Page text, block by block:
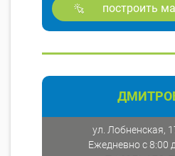
построить
ул. Лобненская,
Ежедневно с 8:00